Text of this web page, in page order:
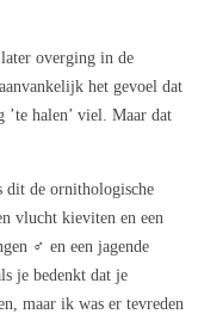
overging in de
het gevoel dat
halen’ viel. Maar dat
dit de ornithologische
vlucht kieviten en een
♂ en een jagende
je bedenkt dat je
maar ik was er tevreden